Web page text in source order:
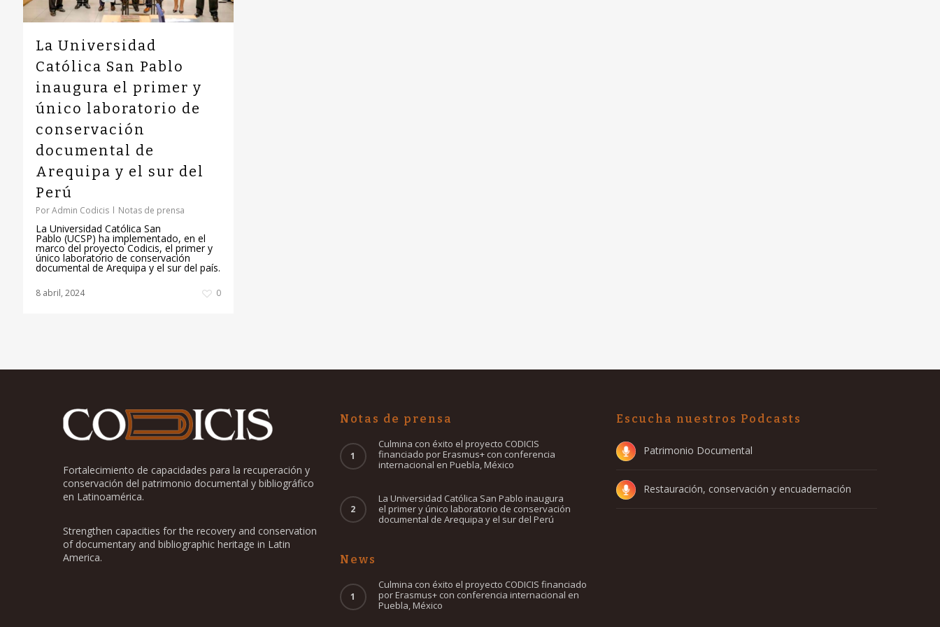
La Universidad
Católica San Pablo
inaugura el primer y
único laboratorio de
conservación
documental de
Arequipa y el sur del
Perú
Por Admin Codicis Notas de prensa
La Universidad Católica San
Pablo (UCSP) ha implementado, en el
marco del proyecto Codicis, el primer y
único laboratorio de conservación
documental de Arequipa y el sur del país.
8 abril, 2024 0
Fortalecimiento de capacidades para la recuperación y
conservación del patrimonio documental y bibliográfico
en Latinoamérica.
Strengthen capacities for the recovery and conservation
of documentary and bibliographic heritage in Latin
America.
Notas de prensa
Culmina con éxito el proyecto CODICIS
financiado por Erasmus+ con conferencia
internacional en Puebla, México
La Universidad Católica San Pablo inaugura
el primer y único laboratorio de conservación
documental de Arequipa y el sur del Perú
News
Culmina con éxito el proyecto CODICIS financiado
por Erasmus+ con conferencia internacional en
Puebla, México
Escucha nuestros Podcasts
Patrimonio Documental
Restauración, conservación y encuadernación